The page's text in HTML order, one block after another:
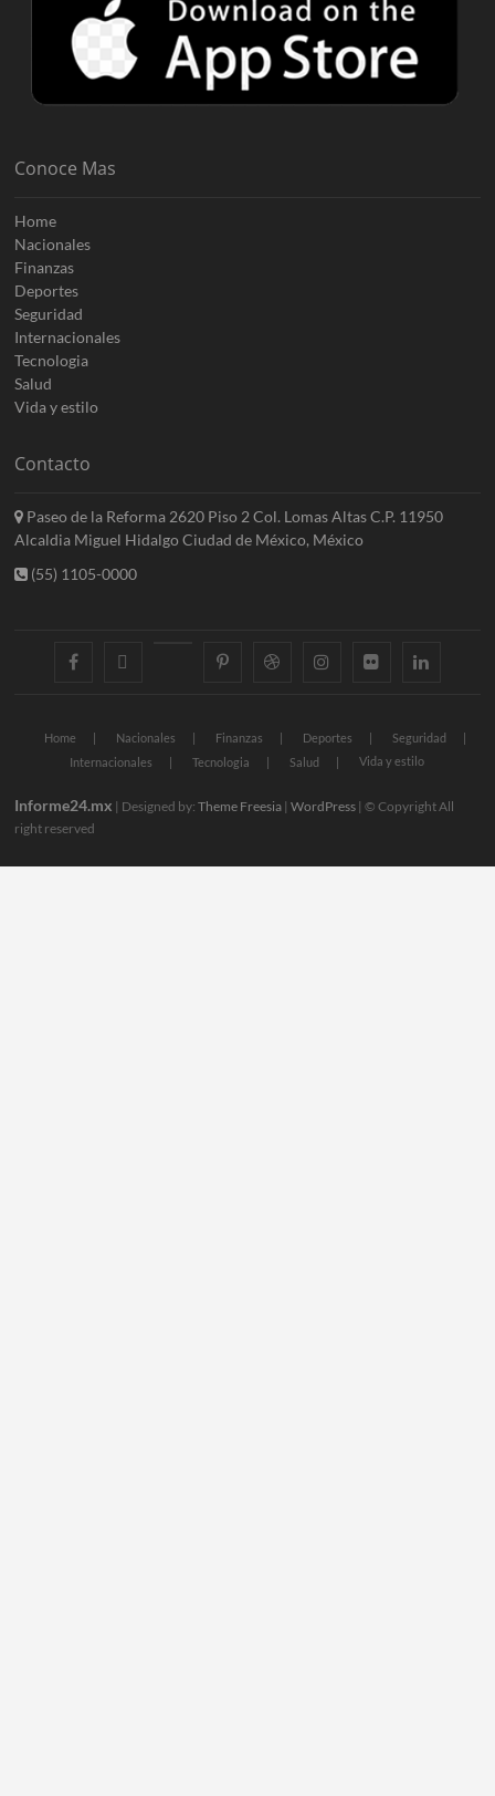
Conoce Mas
Home
Nacionales
Finanzas
Deportes
Seguridad
Internacionales
Tecnologia
Salud
Vida y estilo
Contacto
Paseo de la Reforma 2620 Piso 2 Col. Lomas Altas C.P. 11950
Alcaldia Miguel Hidalgo Ciudad de México, México
(55) 1105-0000
facebook googlepluspinterestdribbble instagramflickr linkedin
Home Nacionales Finanzas Deportes
Seguridad
Internacionales
Tecnologia Salud Vida y estilo
Informe24.mx | Designed by:Theme Freesia |WordPress | © Copyright All
right reserved